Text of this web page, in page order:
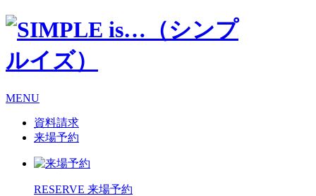
MENU
資料請求
来場予約
RESERVE 来場予約